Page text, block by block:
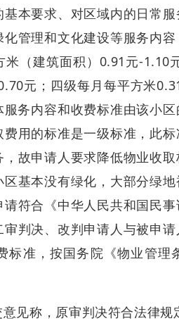
本要求、对区域内的日常
管理和文化建设等服务内
米（建筑面积）0.91元-1.10
元；四级每月每平方米
务内容和收费标准由该小
用的标准是一级标准，此
故申请人要求降低物业收取
基本没有绿化，大部分绿
符合《中华人民共和国民
判决、改判申请人与被申
标准，按国务院《物业管理
见称，原审判决符合法律规